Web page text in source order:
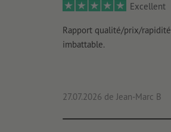
Excellent
Rapport qualité/prix/rapidité
imbattable.
27.07.2026 de Jean-Marc B